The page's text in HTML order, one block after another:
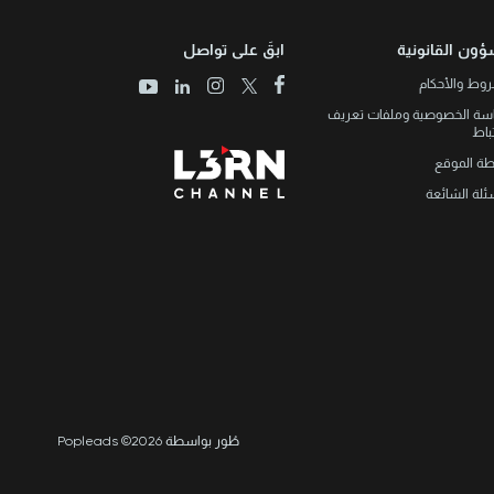
القانونية
والأحكام
الخصوصية وملفات تعريف
الموقع
الشائعة
ابقَ على تواصل
طُور بواسطة Popleads ©2026